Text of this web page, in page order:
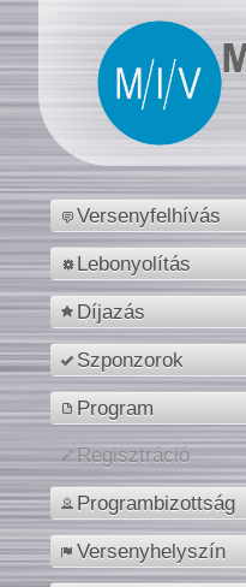
Versenyfelhívás
Lebonyolítás
Díjazás
Szponzorok
Program
Regisztráció
Programbizottság
Versenyhelyszín